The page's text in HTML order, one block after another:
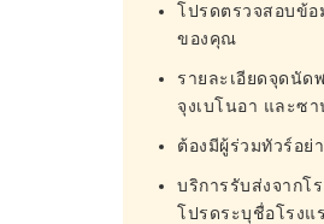
โปรดตรวจสอบข้อ
ของคุณ
รายละเอียดจุดนัด
จุงเบโนอา และซ
ต้องมีผู้ร่วมทัวร์อย่
บริการรับส่งจากโ
โปรดระบุชื่อโรง